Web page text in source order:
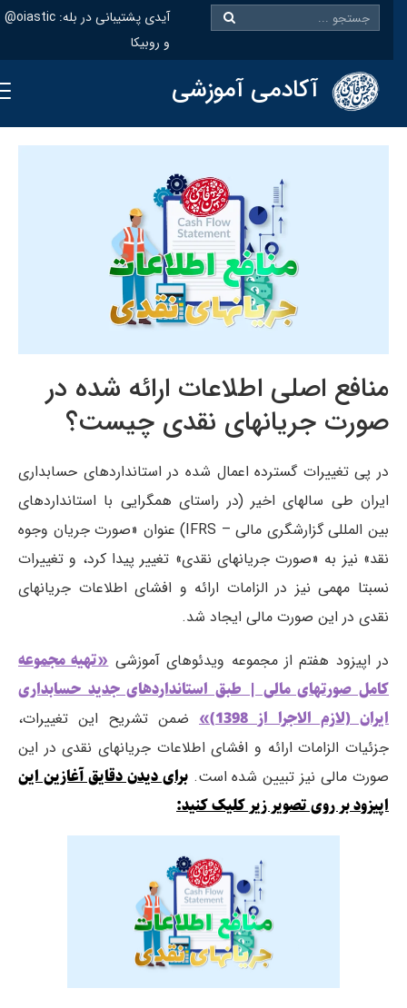
@oiastic :آیدی پشتیبانی در بله
و روبیکا
آکادمی آموزشی
منافع اصلی اطلاعات ارائه شده در
صورت جریانهای نقدی چیست؟
در پی تغییرات گسترده اعمال شده در استانداردهای حسابداری
ایران طی سالهای اخیر (در راستای همگرایی با استانداردهای
بین المللی گزارشگری مالی – IFRS) عنوان «صورت جریان وجوه
نقد» نیز به «صورت جریانهای نقدی» تغییر پیدا کرد، و تغییرات
نسبتا مهمی نیز در الزامات ارائه و افشای اطلاعات جریانهای
نقدی در این صورت مالی ایجاد شد.
در اپیزود هفتم از مجموعه ویدئوهای آموزشی«تهیه مجموعه
کامل صورتهای مالی | طبق استانداردهای جدید حسابداری
ایران (لازم الاجرا از 1398)»
ضمن تشریح این تغییرات،
جزئیات الزامات ارائه و افشای اطلاعات جریانهای نقدی در این
صورت مالی نیز تبیین شده است.برای دیدن دقایق آغازین این
اپیزود بر روی تصویر زیر کلیک کنید: